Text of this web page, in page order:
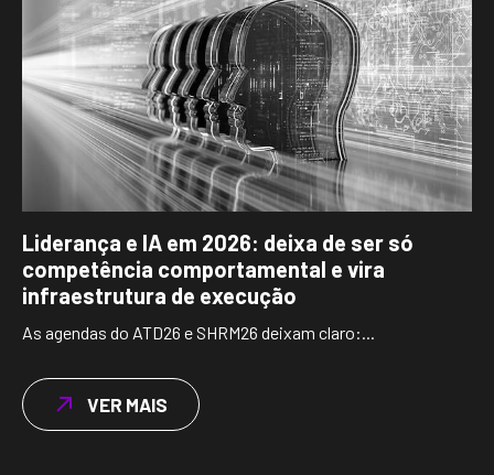
Liderança e IA em 2026: deixa de ser só
competência comportamental e vira
infraestrutura de execução
As agendas do ATD26 e SHRM26 deixam claro:...
VER MAIS